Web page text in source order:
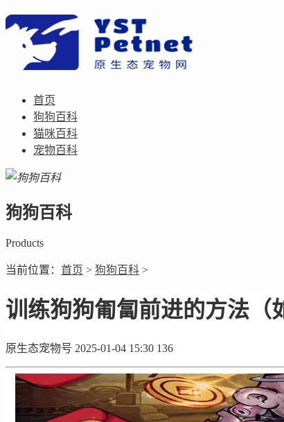
首页
狗狗百科
猫咪百科
宠物百科
狗狗百科
Products
当前位置： 首页 > 狗狗百科 >
训练狗狗匍匐前进的方法（
原生态宠物号 2025-01-04 15:30 136